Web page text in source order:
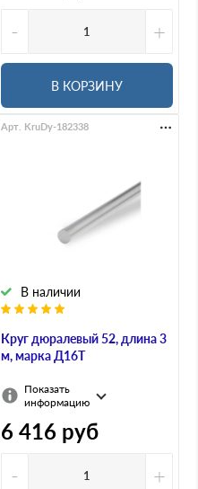
-
+
В КОРЗИНУ
Круг дюралевый 52, длина 3
м, марка Д16Т
В наличии
Арт. KruDy-182338
Показать
информацию
6 416 руб
-
+